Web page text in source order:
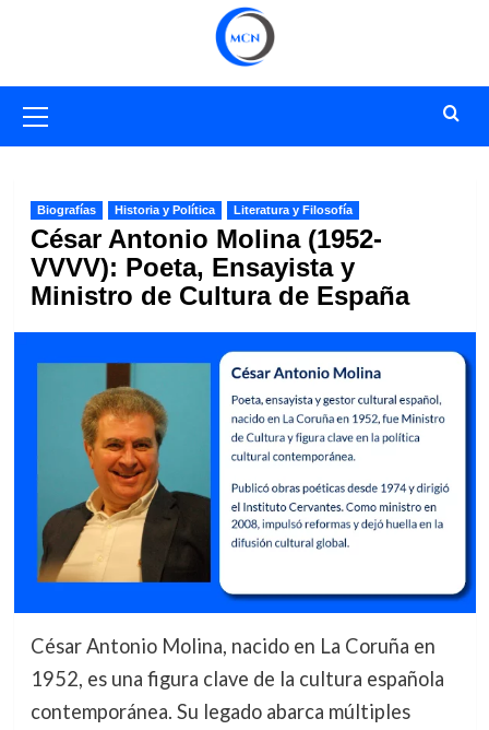
primario
Biografías Historia y Política Literatura y Filosofía
César Antonio Molina (1952-
VVVV): Poeta, Ensayista y
Ministro de Cultura de España
César Antonio Molina, nacido en La Coruña en
1952, es una figura clave de la cultura española
contemporánea. Su legado abarca múltiples